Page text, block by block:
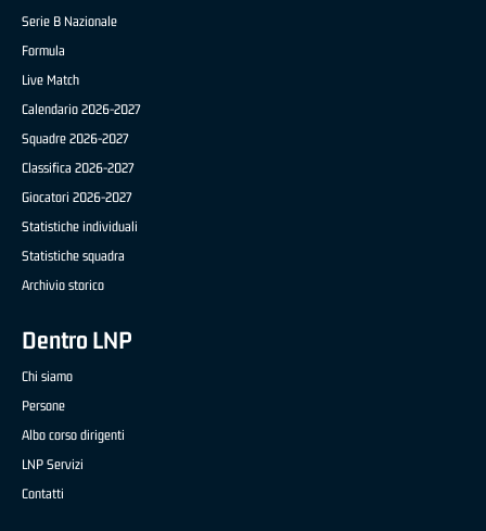
Serie B Nazionale
Formula
Live Match
Calendario 2026-2027
Squadre 2026-2027
Classifica 2026-2027
Giocatori 2026-2027
Statistiche individuali
Statistiche squadra
Archivio storico
Dentro LNP
Chi siamo
Persone
Albo corso dirigenti
LNP Servizi
Contatti